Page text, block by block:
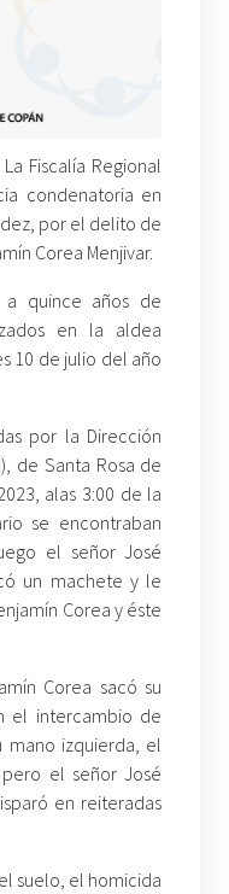
Fiscalía Regional
condenatoria en
por el delito de
Corea Menjivar.
quince años de
en la aldea
10 de julio del año
por la Dirección
de Santa Rosa de
alas 3:00 de la
se encontraban
el señor José
un machete y le
Corea y éste
Corea sacó su
el intercambio de
mano izquierda, el
el señor José
en reiteradas
suelo, el homicida